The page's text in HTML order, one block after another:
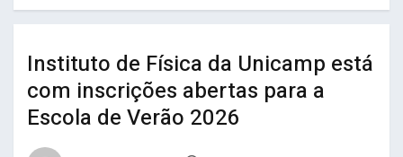
Instituto de Física da Unicamp está
com inscrições abertas para a
Escola de Verão 2026